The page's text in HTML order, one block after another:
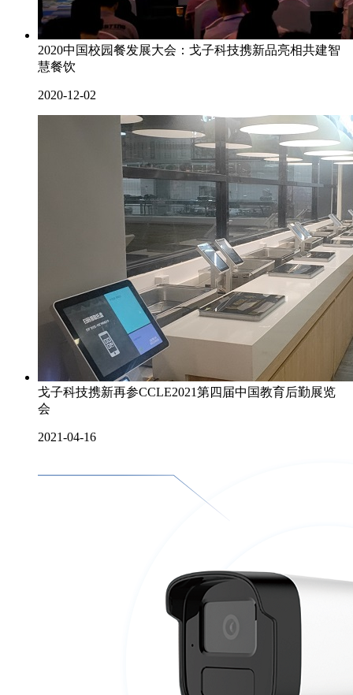
2020中国校园餐发展大会：戈子科技携新品亮相共建智
慧餐饮
2020-12-02
戈子科技携新再参CCLE2021第四届中国教育后勤展览
会
2021-04-16